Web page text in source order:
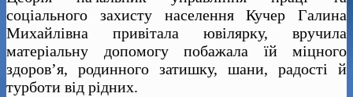
соціального захисту населення Кучер Галина
Михайлівна привітала ювілярку, вручила
матеріальну допомогу побажала їй міцного
здоров’я, родинного затишку, шани, радості й
турботи від рідних.